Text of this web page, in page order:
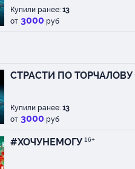
Купили ранее: 13
от 3000 руб
СТРАСТИ ПО ТОРЧАЛОВУ
Купили ранее: 13
от 3000 руб
#ХОЧУНЕМОГУ 16+